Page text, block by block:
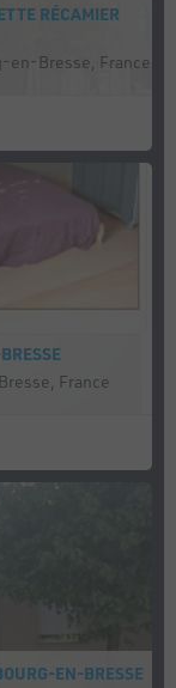
RÉCAMIER
en-Bresse, France
France
EN-BRESSE